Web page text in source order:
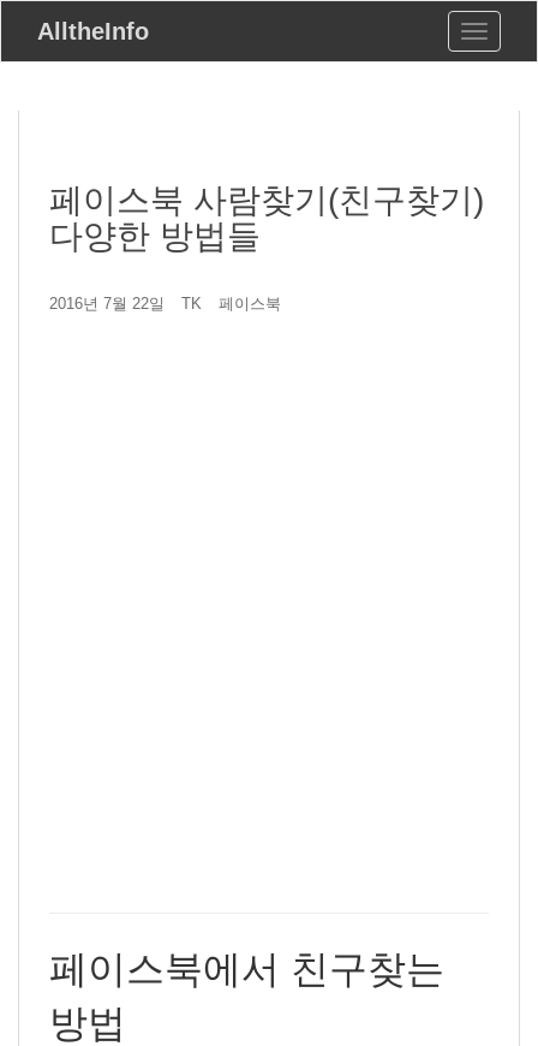
i
AlltheInfo Toggle
페이스북 사람찾기(친구찾기)
다양한 방법들
2016년 7월 22일 TK 페이스북
페이스북에서 친구찾는
방법